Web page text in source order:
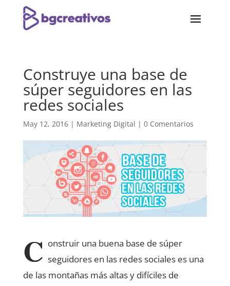
Construye una base de
súper seguidores en las
redes sociales
May 12, 2016| Marketing Digital | 0 Comentarios
C onstruir una buena base de súper
seguidores en las redes sociales es una
de las montañas más altas y difíciles de